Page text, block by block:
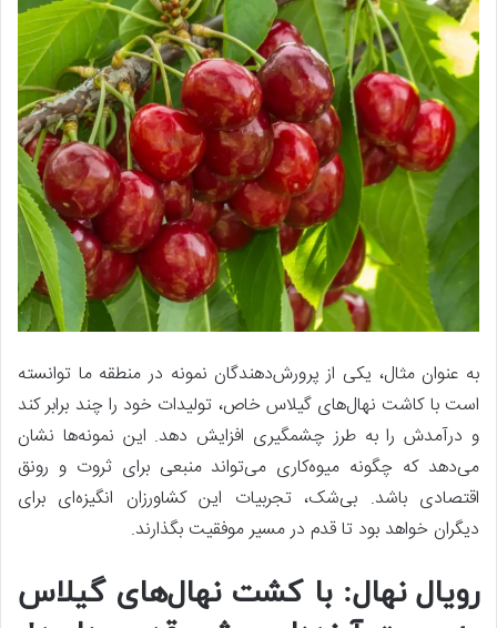
به عنوان مثال، یکی از پرورش‌دهندگان نمونه در منطقه ما توانسته
است با کاشت نهال‌های گیلاس خاص، تولیدات خود را چند برابر کند
و درآمدش را به طرز چشمگیری افزایش دهد. این نمونه‌ها نشان
می‌دهد که چگونه میوه‌کاری می‌تواند منبعی برای ثروت و رونق
اقتصادی باشد. بی‌شک، تجربیات این کشاورزان انگیزه‌ای برای
دیگران خواهد بود تا قدم در مسیر موفقیت بگذارند.
رویال نهال: با کشت نهال‌های گیلاس